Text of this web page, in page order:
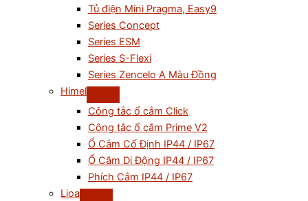
Tủ điện Mini Pragma, Easy9
Series Concept
Series ESM
Series S-Flexi
Series Zencelo A Màu Đồng
Himel
Công tắc ổ cắm Click
Công tắc ổ cắm Prime V2
Ổ Cắm Cố Định IP44 / IP67
Ổ Cắm Di Động IP44 / IP67
Phích Cắm IP44 / IP67
Lioa